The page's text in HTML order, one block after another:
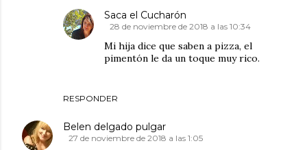
RESPONDER
Saca el Cucharón
28 de noviembre de 2018 a las 10:34
Mi hija dice que saben a pizza, el
pimentón le da un toque muy rico.
Belen delgado pulgar
27 de noviembre de 2018 a las 1:05